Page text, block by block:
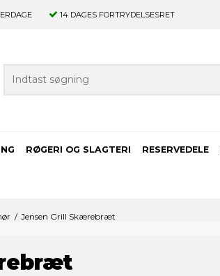
14 DAGES FORTRYDELSESRET
RØGERI OG SLAGTERI RESERVEDELE
/ Jensen Grill Skærebræt